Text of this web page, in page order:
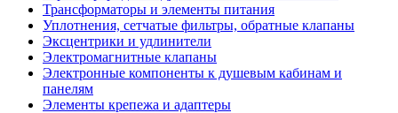
Трансформаторы и элементы питания
Уплотнения, сетчатые фильтры, обратные клапаны
Эксцентрики и удлинители
Электромагнитные клапаны
Электронные компоненты к душевым кабинам и
панелям
Элементы крепежа и адаптеры